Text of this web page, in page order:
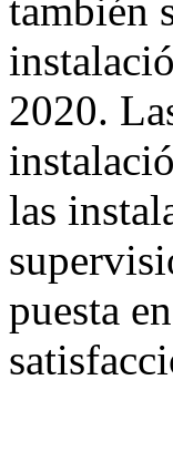
también
2020.
las
puesta